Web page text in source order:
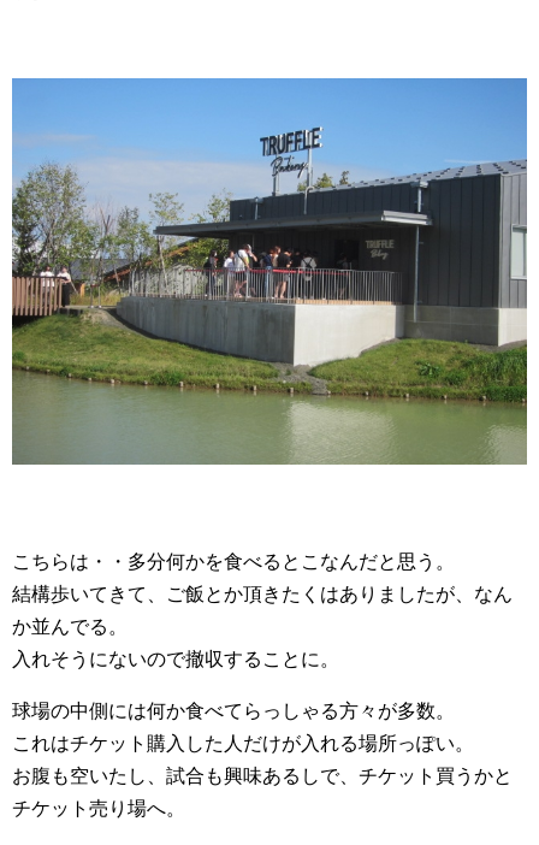
こちらは・・多分何かを食べるとこなんだと思う。
結構歩いてきて、ご飯とか頂きたくはありましたが、なん
か並んでる。
入れそうにないので撤収することに。
球場の中側には何か食べてらっしゃる方々が多数。
これはチケット購入した人だけが入れる場所っぽい。
お腹も空いたし、試合も興味あるしで、チケット買うかと
チケット売り場へ。